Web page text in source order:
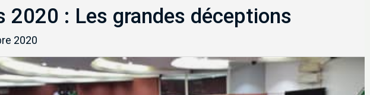
2020 : Les grandes déceptions
2020